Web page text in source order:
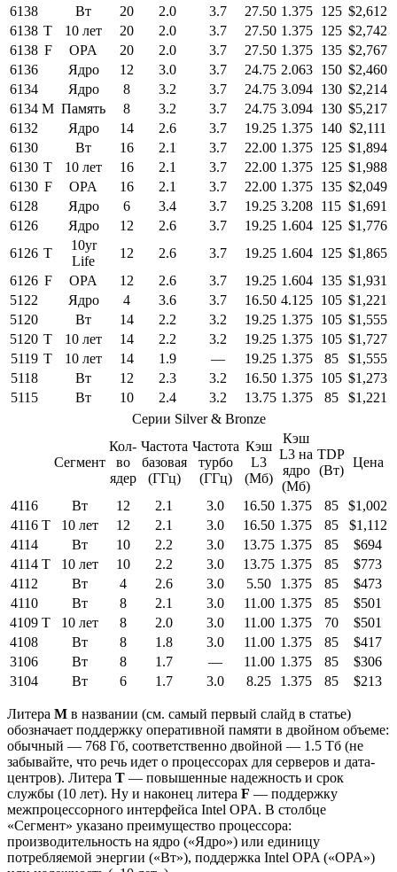
6138
Вт 20 2.0 3.7 27.50 1.375 125 $2,612
6138 T 10 лет 20 2.0 3.7 27.50 1.375 125 $2,742
6138 F OPA 20 2.0 3.7 27.50 1.375 135 $2,767
6136
Ядро 12 3.0 3.7 24.75 2.063 150 $2,460
6134
Ядро 8 3.2 3.7 24.75 3.094 130 $2,214
6134 M Память 8 3.2 3.7 24.75 3.094 130 $5,217
6132
Ядро 14 2.6 3.7 19.25 1.375 140 $2,111
6130
Вт 16 2.1 3.7 22.00 1.375 125 $1,894
6130 T 10 лет 16 2.1 3.7 22.00 1.375 125 $1,988
6130 F OPA 16 2.1 3.7 22.00 1.375 135 $2,049
6128
Ядро 6 3.4 3.7 19.25 3.208 115 $1,691
6126
Ядро 12 2.6 3.7 19.25 1.604 125 $1,776
6126 T
10yr
Life
12 2.6 3.7 19.25 1.604 125 $1,865
6126 F OPA 12 2.6 3.7 19.25 1.604 135 $1,931
5122
Ядро 4 3.6 3.7 16.50 4.125 105 $1,221
5120
Вт 14 2.2 3.2 19.25 1.375 105 $1,555
5120 T 10 лет 14 2.2 3.2 19.25 1.375 105 $1,727
5119 T 10 лет 14 1.9 — 19.25 1.375 85
$1,555
5118
Вт 12 2.3 3.2 16.50 1.375 105 $1,273
5115
Вт 10 2.4 3.2 13.75 1.375 85
$1,221
Серии Silver & Bronze
Сегмент
Кол-
во
ядер
Частота
базовая
(ГГц)
Частота
турбо
(ГГц)
Кэш
L3
(Мб)
Кэш
L3 на
ядро
(Мб)
TDP
(Вт)
Цена
4116 Вт 12 2.1 3.0 16.50 1.375 85
$1,002
4116 T 10 лет 12 2.1 3.0 16.50 1.375 85
$1,112
4114
Вт 10 2.2 3.0 13.75 1.375 85
$694
4114 T 10 лет 10 2.2 3.0 13.75 1.375 85
$773
4112
Вт 4 2.6 3.0 5.50 1.375 85
$473
4110
Вт 8 2.1 3.0 11.00 1.375 85
$501
4109 T 10 лет 8 2.0 3.0 11.00 1.375 70
$501
4108
Вт 8 1.8 3.0 11.00 1.375 85
$417
3106
Вт 8 1.7 — 11.00 1.375 85
$306
3104
Вт 6 1.7 3.0 8.25 1.375 85 $213
Литера M в названии (см. самый первый слайд в статье)
обозначает поддержку оперативной памяти в двойном объеме:
обычный — 768 Гб, соответственно двойной — 1.5 Тб (не
забывайте, что речь идет о процессорах для серверов и дата-
центров). Литера T — повышенные надежность и срок
службы (10 лет). Ну и наконец литера F — поддержку
межпроцессорного интерфейса Intel OPA. В столбце
«Сегмент» указано преимущество процессора:
производительность на ядро («Ядро») или единицу
потребляемой энергии («Вт»), поддержка Intel OPA («OPA»)